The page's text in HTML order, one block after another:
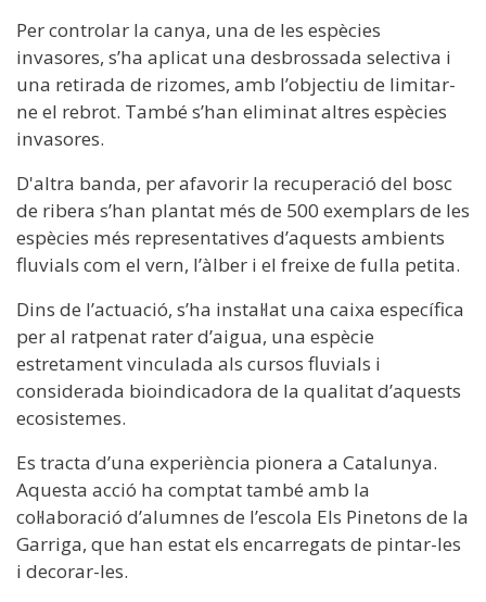
Per controlar la canya, una de les espècies
invasores, s’ha aplicat una desbrossada selectiva i
una retirada de rizomes, amb l’objectiu de limitar-
ne el rebrot. També s’han eliminat altres espècies
invasores.
D'altra banda, per afavorir la recuperació del bosc
de ribera s’han plantat més de 500 exemplars de les
espècies més representatives d’aquests ambients
fluvials com el vern, l’àlber i el freixe de fulla petita.
Dins de l’actuació, s’ha instal·lat una caixa específica
per al ratpenat rater d’aigua, una espècie
estretament vinculada als cursos fluvials i
considerada bioindicadora de la qualitat d’aquests
ecosistemes.
Es tracta d’una experiència pionera a Catalunya.
Aquesta acció ha comptat també amb la
col·laboració d’alumnes de l’escola Els Pinetons de la
Garriga, que han estat els encarregats de pintar-les
i decorar-les.